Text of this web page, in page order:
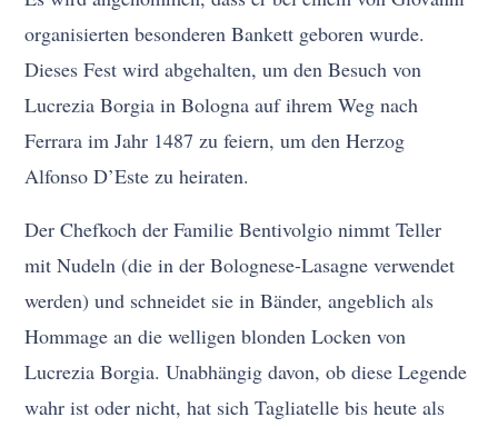
organisierten besonderen Bankett geboren wurde.
Dieses Fest wird abgehalten, um den Besuch von
Lucrezia Borgia in Bologna auf ihrem Weg nach
Ferrara im Jahr 1487 zu feiern, um den Herzog
Alfonso D’Este zu heiraten.
Der Chefkoch der Familie Bentivolgio nimmt Teller
mit Nudeln (die in der Bolognese-Lasagne verwendet
werden) und schneidet sie in Bänder, angeblich als
Hommage an die welligen blonden Locken von
Lucrezia Borgia. Unabhängig davon, ob diese Legende
wahr ist oder nicht, hat sich Tagliatelle bis heute als